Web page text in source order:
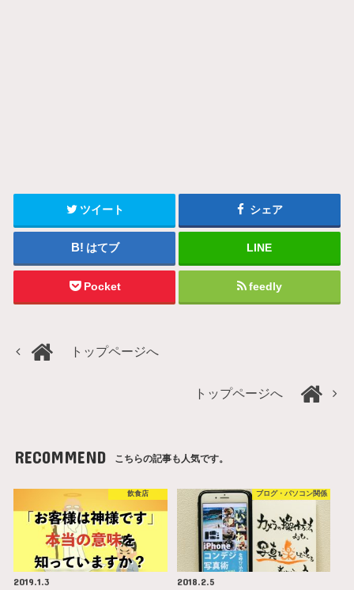
ツイート シェア
はてブ LINE
Pocket feedly
トップページへ
トップページへ
RECOMMEND こちらの記事も人気です。
飲食店
2019.1.3
ブログ・パソコン関係
2018.2.5